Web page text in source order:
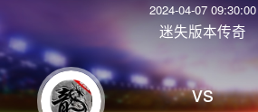
2024-04-07 09:30:00
迷失版本传奇
vs